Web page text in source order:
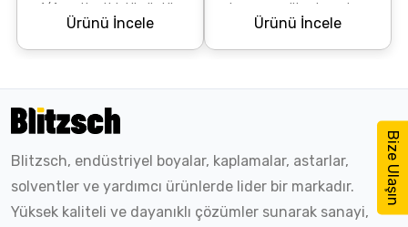
1/4 sertleştirici ile üstün
sonuçlar verir. Epoksi veya
Ürünü İncele
dayanımı yüksek, renk ve
parlaklık koruyan son kat
Ürünü İncele
Bize Ulaşın
Blitzsch, endüstriyel boyalar, kaplamalar, astarlar,
solventler ve yardımcı ürünlerde lider bir markadır.
Yüksek kaliteli ve dayanıklı çözümler sunarak sanayi,